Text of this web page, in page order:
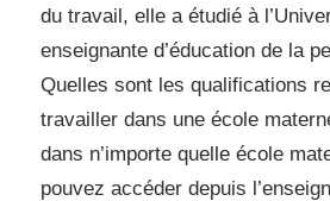
du travail, elle a étudié à
enseignante d’éducation de la
Quelles sont les qualifications
travailler dans une école
dans n’importe quelle école
pouvez accéder depuis